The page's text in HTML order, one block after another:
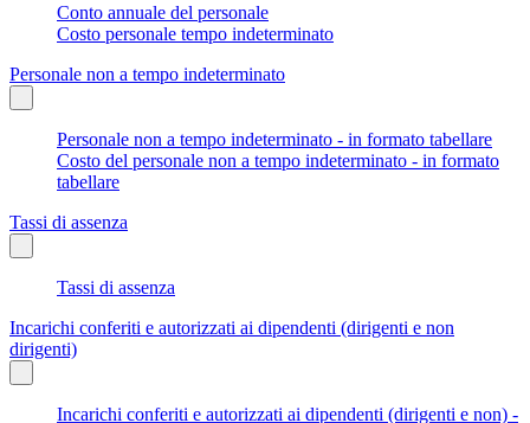
Conto annuale del personale
Costo personale tempo indeterminato
Personale non a tempo indeterminato
Personale non a tempo indeterminato - in formato tabellare
Costo del personale non a tempo indeterminato - in formato
tabellare
Tassi di assenza
Tassi di assenza
Incarichi conferiti e autorizzati ai dipendenti (dirigenti e non
dirigenti)
Incarichi conferiti e autorizzati ai dipendenti (dirigenti e non) -